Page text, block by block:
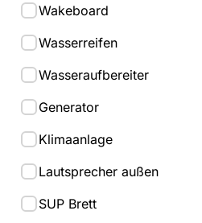
Wakeboard
Wasserreifen
Wasseraufbereiter
Generator
Klimaanlage
Lautsprecher außen
SUP Brett